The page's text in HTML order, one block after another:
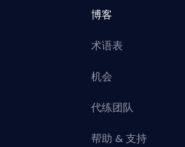
博客
术语表
机会
代练团队
帮助 & 支持